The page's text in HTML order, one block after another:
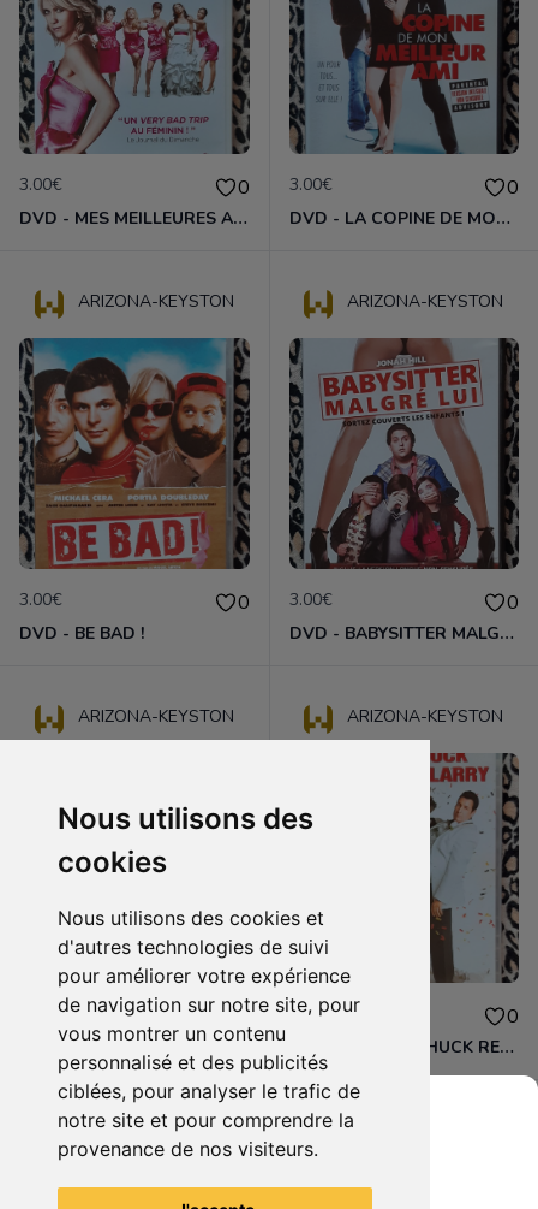
Nous utilisons des
cookies
Nous utilisons des cookies et
d'autres technologies de suivi
pour améliorer votre expérience
de navigation sur notre site, pour
vous montrer un contenu
personnalisé et des publicités
ciblées, pour analyser le trafic de
notre site et pour comprendre la
provenance de nos visiteurs.
3.00€ 0
DVD - MES MEILLEURES AMIES
3.00€ 0
DVD - LA COPINE DE MON MEILLEUR AMI
ARIZONA-KEYSTON
3.00€ 0
DVD - BE BAD !
ARIZONA-KEYSTON
3.00€ 0
DVD - BABYSITTER MALGRÉ LUI
ARIZONA-KEYSTON
3.00€ 0
DVD - AMERICAN TRIP
ARIZONA-KEYSTON
3.00€ 0
DVD - QUAND CHUCK RENCONTRE LARRY
Grenier du Geek